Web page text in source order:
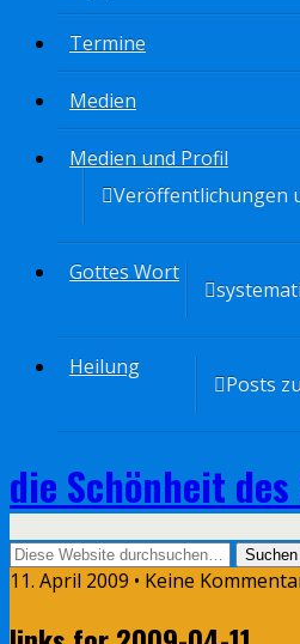
Termine
Medien
Medien und Profil
Veröffentlichungen
Gottes Wort
Heilung
Posts
die Schönheit
11. April 2009 • Keine